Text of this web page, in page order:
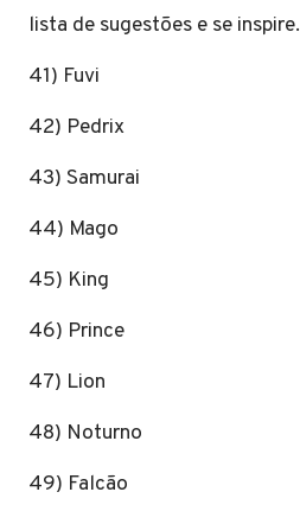
lista de sugestões e se inspire.
41) Fuvi
42) Pedrix
43) Samurai
44) Mago
45) King
46) Prince
47) Lion
48) Noturno
49) Falcão